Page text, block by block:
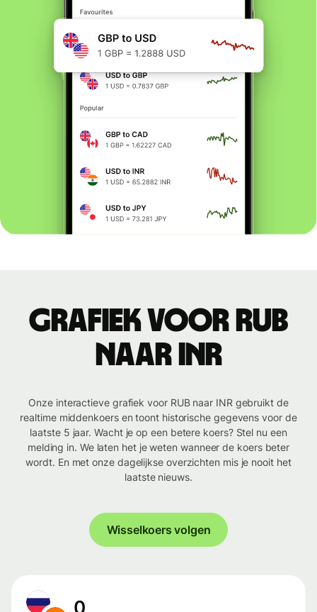
Grafiek voor RUB
naar INR
Onze interactieve grafiek voor RUB naar INR gebruikt de
realtime middenkoers en toont historische gegevens voor de
laatste 5 jaar. Wacht je op een betere koers? Stel nu een
melding in. We laten het je weten wanneer de koers beter
wordt. En met onze dagelijkse overzichten mis je nooit het
laatste nieuws.
Wisselkoers volgen
0